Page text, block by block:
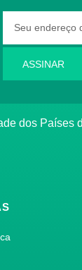
ASSINAR
dos